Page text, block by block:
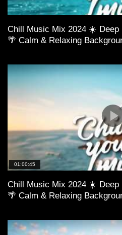
Chill Music Mix 2024 ☀️ Deep
🌴 Calm & Relaxing
01:00:45
Chill Music Mix 2024 ☀️ Deep
🌴 Calm & Relaxing